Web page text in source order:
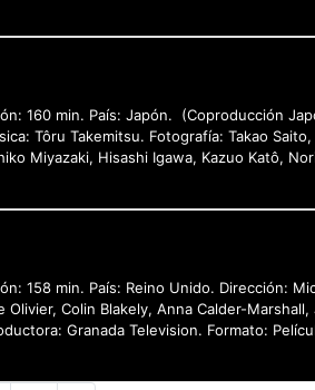
160 min. País: Japón. (Coproducción
Tôru Takemitsu. Fotografía: Takao
Miyazaki, Hisashi Igawa, Kazuo Katô,
158 min. País: Reino Unido. Dirección:
Olivier, Colin Blakely, Anna Calder-
Granada Television. Formato: